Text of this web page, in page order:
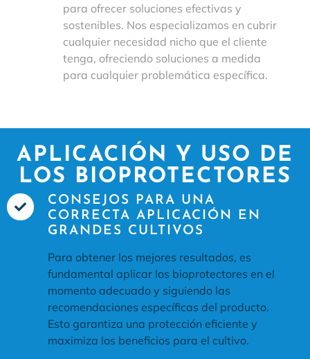
para ofrecer soluciones efectivas y
sostenibles. Nos especializamos en cubrir
cualquier necesidad nicho que el cliente
tenga, ofreciendo soluciones a medida
para cualquier problemática específica.
APLICACIÓN Y USO DE
LOS BIOPROTECTORES
CONSEJOS PARA UNA
CORRECTA APLICACIÓN EN
GRANDES CULTIVOS
Para obtener los mejores resultados, es
fundamental aplicar los bioprotectores en el
momento adecuado y siguiendo las
recomendaciones específicas del producto.
Esto garantiza una protección eficiente y
maximiza los beneficios para el cultivo.